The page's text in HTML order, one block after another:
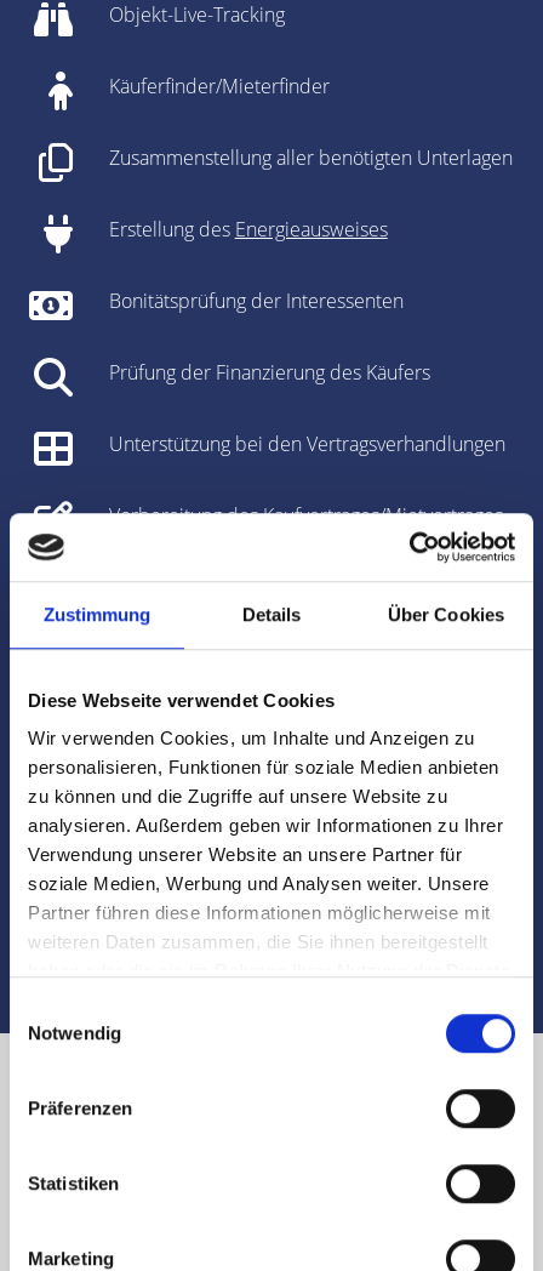
Zustimmung Details Über Cookies
Diese Webseite verwendet Cookies
Wir verwenden Cookies, um Inhalte und Anzeigen zu
personalisieren, Funktionen für soziale Medien anbieten
zu können und die Zugriffe auf unsere Website zu
analysieren. Außerdem geben wir Informationen zu Ihrer
Verwendung unserer Website an unsere Partner für
soziale Medien, Werbung und Analysen weiter. Unsere
Partner führen diese Informationen möglicherweise mit
weiteren Daten zusammen, die Sie ihnen bereitgestellt
Notwendig
Präferenzen
Statistiken
Marketing
Objekt-Live-Tracking
Käuferfinder/Mieterfinder
Zusammenstellung aller benötigten Unterlagen
Erstellung des Energieausweises
Bonitätsprüfung der Interessenten
Prüfung der Finanzierung des Käufers
Unterstützung bei den Vertragsverhandlungen
Vorbereitung des Kaufvertrages/Mietvertrages
Vorbereitung und Koordinierung des
Notartermins
Besichtigungen
Begleitung und Unterstützung bei der Objekt-
Übergabe
Auch nach dem Verkauf sind wir für Sie da
Immobilienverkauf in Nürnberg
Jakobsplatz und Umland: